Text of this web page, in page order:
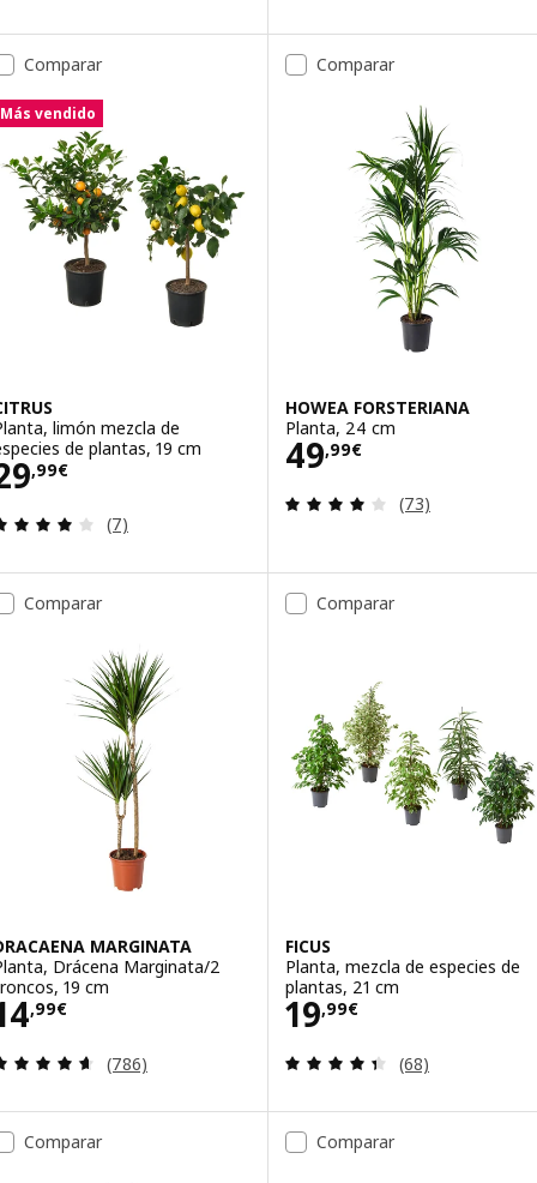
Comparar
Más vendido
limón mezcla de
de plantas, 19 cm
,99€ 29,99€
Revisa: 3.9 de 5 estrellas. Total opiniones:
(7)
Comparar
HOWEA FORSTERIANA
Planta, 24 cm
49,99€
Precio 49,99€
Revisa: 4.1 de
(73)
Comparar
MARGINATA
Drácena Marginata/2
19 cm
,99€ 14,99€
Revisa: 4.6 de 5 estrellas. Total opiniones:
(786)
Comparar
FICUS
Planta, mezcla de especies de
plantas, 21 cm
19,99€
Precio 19,99€
Revisa: 4.4 de
(68)
Comparar Comparar